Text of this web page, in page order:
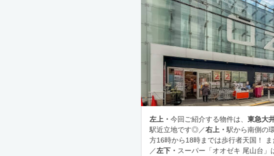
左上・ 今回ご紹介する物件は、 東急大
駅近立地です◎／右上・ 駅から南側の
方16時から18時までは歩行者天国！
／左下・ スーパー「オオゼキ 尾山台